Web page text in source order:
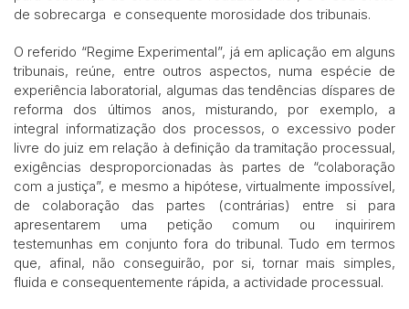
de sobrecarga e consequente morosidade dos tribunais.
O referido “Regime Experimental”, já em aplicação em alguns
tribunais, reúne, entre outros aspectos, numa espécie de
experiência laboratorial, algumas das tendências díspares de
reforma dos últimos anos, misturando, por exemplo, a
integral informatização dos processos, o excessivo poder
livre do juiz em relação à definição da tramitação processual,
exigências desproporcionadas às partes de “colaboração
com a justiça”, e mesmo a hipótese, virtualmente impossível,
de colaboração das partes (contrárias) entre si para
apresentarem uma petição comum ou inquirirem
testemunhas em conjunto fora do tribunal. Tudo em termos
que, afinal, não conseguirão, por si, tornar mais simples,
fluida e consequentemente rápida, a actividade processual.